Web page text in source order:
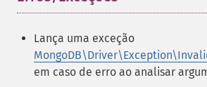
Lança uma exceção
em caso de erro ao analisar